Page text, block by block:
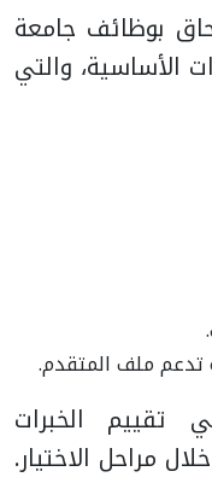
بوظائف جامعة
الأساسية، والتي
تدعم ملف المتقدم.
الخبرات
مراحل الاختيار.